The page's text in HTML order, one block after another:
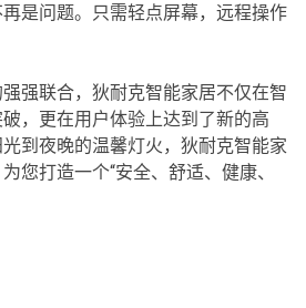
是问题。只需轻点屏幕，远程操作
强联合，狄耐克智能家居不仅在智
，更在用户体验上达到了新的高
到夜晚的温馨灯火，狄耐克智能家
您打造一个“安全、舒适、健康、